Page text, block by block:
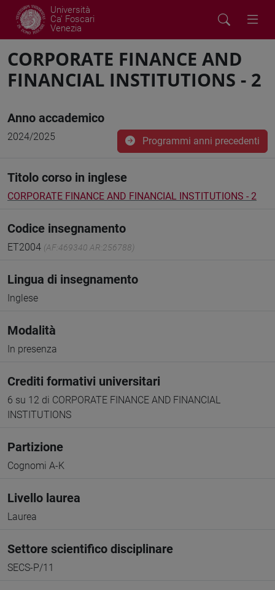
Università
Ca' Foscari
Venezia
CORPORATE FINANCE AND
FINANCIAL INSTITUTIONS - 2
Anno accademico
2024/2025 Programmi anni precedenti
Titolo corso in inglese
CORPORATE FINANCE AND FINANCIAL INSTITUTIONS - 2
Codice insegnamento
ET2004 (AF:469340 AR:256788)
Lingua di insegnamento
Inglese
Modalità
In presenza
Crediti formativi universitari
6 su 12 di CORPORATE FINANCE AND FINANCIAL
INSTITUTIONS
Partizione
Cognomi A-K
Livello laurea
Laurea
Settore scientifico disciplinare
SECS-P/11